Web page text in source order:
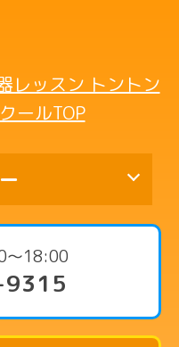
レッスン トントン
ールTOP
〜18:00